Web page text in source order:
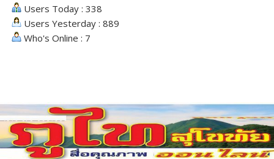
Users Today : 338
Users Yesterday : 889
Who's Online : 7